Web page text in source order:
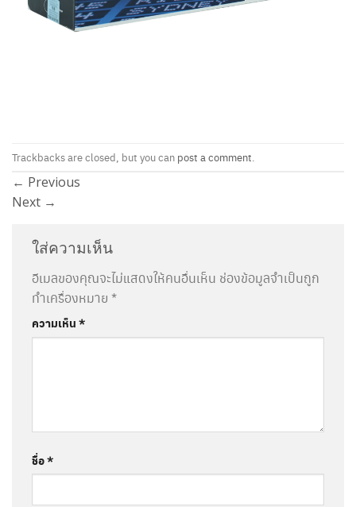
Trackbacks are closed, but you can post a comment
← Previous
Next →
ใส่ความเห็น
อีเมลของคุณจะไม่แสดงให้คนอื่นเห็น ช่องข้อมูลจำเป็นถูก
ทำเครื่องหมาย *
ความเห็น*
ชื่อ*